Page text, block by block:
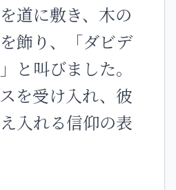
道に敷き、木の
飾り、「ダビデ
と叫びました。
を受け入れ、彼
入れる信仰の表